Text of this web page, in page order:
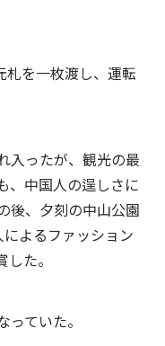
を一枚渡し、運転
入ったが、観光の最
、中国人の逞しさに
後、夕刻の中山公園
よるファッション
た。
ていた。